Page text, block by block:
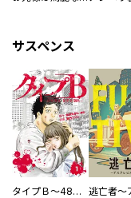
サスペンス
タイプＢ～48時間後、致死率100％～【単話】